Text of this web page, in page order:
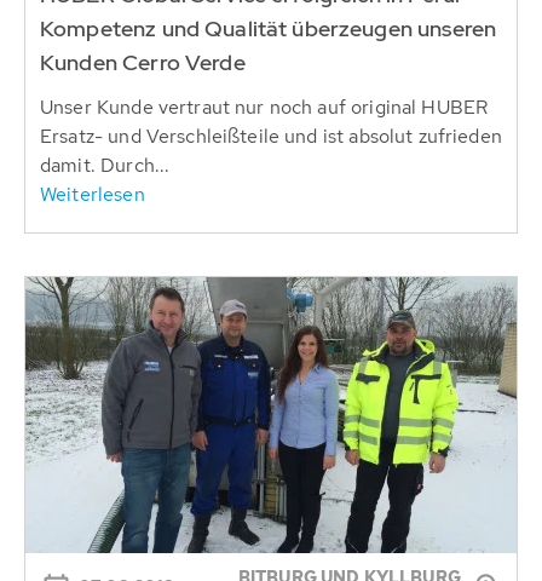
Kompetenz und Qualität überzeugen unseren
Kunden Cerro Verde
Unser Kunde vertraut nur noch auf original HUBER
Ersatz- und Verschleißteile und ist absolut zufrieden
damit. Durch...
Weiterlesen